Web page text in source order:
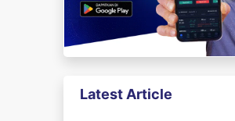
Latest Article